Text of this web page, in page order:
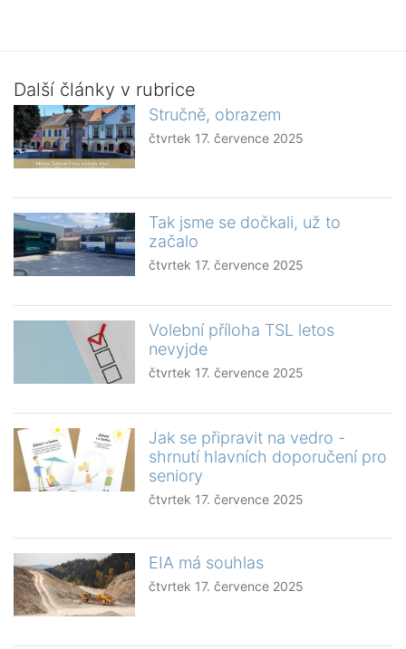
Další články v rubrice
Stručně, obrazem
čtvrtek 17. července 2025
Tak jsme se dočkali, už to
začalo
čtvrtek 17. července 2025
Volební příloha TSL letos
nevyjde
čtvrtek 17. července 2025
Jak se připravit na vedro -
shrnutí hlavních doporučení pro
seniory
čtvrtek 17. července 2025
EIA má souhlas
čtvrtek 17. července 2025